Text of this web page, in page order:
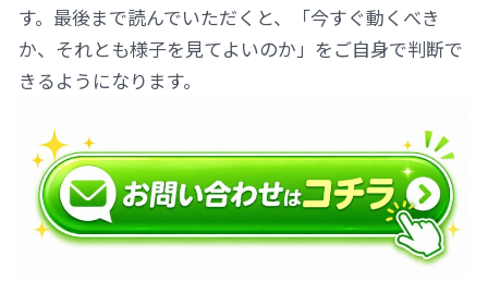
す。最後まで読んでいただくと、「今すぐ動くべき
か、それとも様子を見てよいのか」をご自身で判断で
きるようになります。